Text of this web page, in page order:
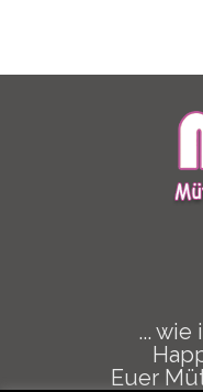
... wie
Euer